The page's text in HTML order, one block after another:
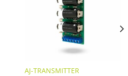
AJ-TRANSMITTER